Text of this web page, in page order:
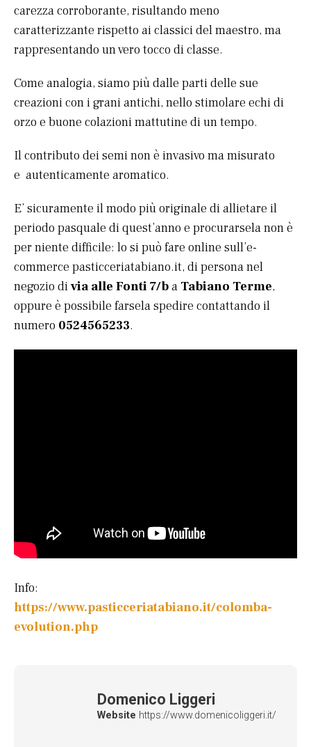
carezza corroborante, risultando meno
caratterizzante rispetto ai classici del maestro, ma
rappresentando un vero tocco di classe.
Come analogia, siamo più dalle parti delle sue
creazioni con i grani antichi, nello stimolare echi di
orzo e buone colazioni mattutine di un tempo.
Il contributo dei semi non è invasivo ma misurato
e autenticamente aromatico.
E’ sicuramente il modo più originale di allietare il
periodo pasquale di quest’anno e procurarsela non è
per niente difficile: lo si può fare online sull’e-
commerce pasticceriatabiano.it, di persona nel
negozio divia alle Fonti 7/ba Tabiano Terme,
oppure è possibile farsela spedire contattando il
numero 0524565233.
Info:
https://www.pasticceriatabiano.it/colomba-
evolution.php
Domenico Liggeri
Website https://www.domenicoliggeri.it/